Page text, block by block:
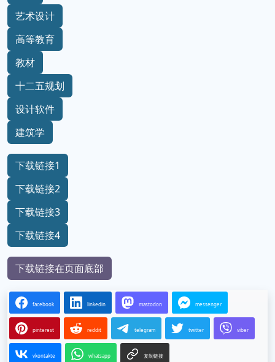
艺术设计
高等教育
教材
十二五规划
设计软件
建筑学
下载链接1
下载链接2
下载链接3
下载链接4
下载链接在页面底部
facebook linkedin mastodon messenger
pinterest reddit telegram twitter viber
vkontakte whatsapp 复制链接